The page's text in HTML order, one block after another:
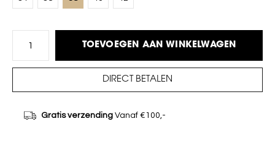
TOEVOEGEN AAN WINKELWAGEN
DIRECT BETALEN
Gratis verzendingVanaf €100,-